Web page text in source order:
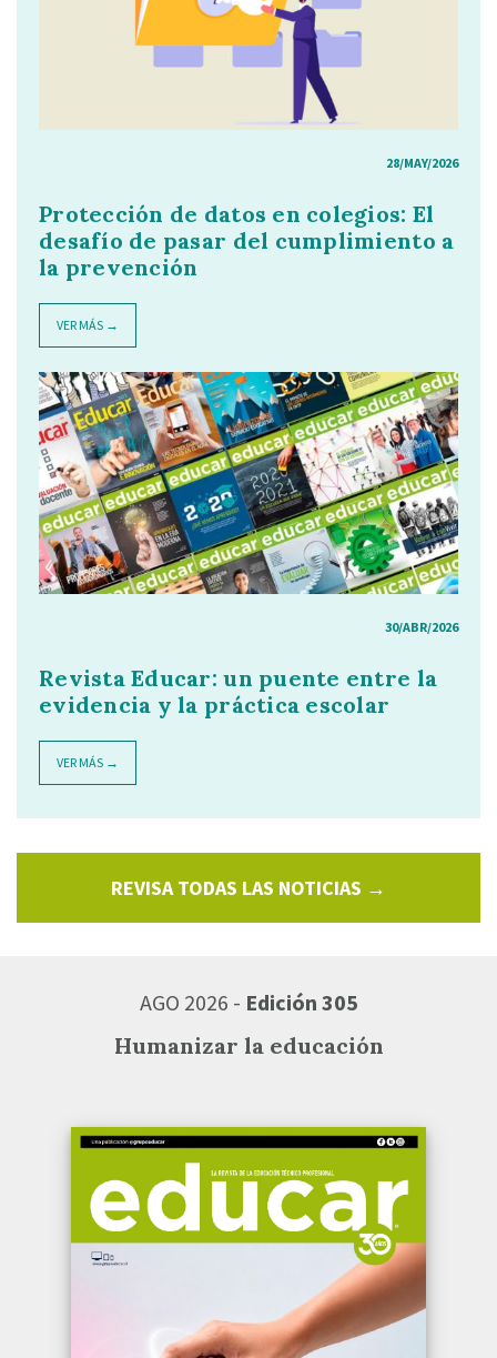
28/MAY/2026
Protección de datos en colegios: El
desafío de pasar del cumplimiento a
la prevención
VER MÁS →
30/ABR/2026
Revista Educar: un puente entre la
evidencia y la práctica escolar
VER MÁS →
REVISA TODAS LAS NOTICIAS →
AGO 2026 - Edición 305
Humanizar la educación